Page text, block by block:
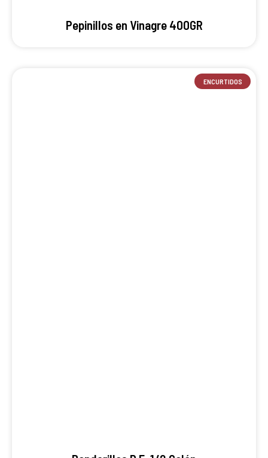
Pepinillos en Vinagre 400GR
ENCURTIDOS